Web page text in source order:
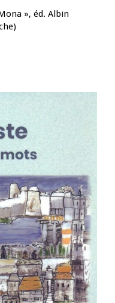
», éd. Albin